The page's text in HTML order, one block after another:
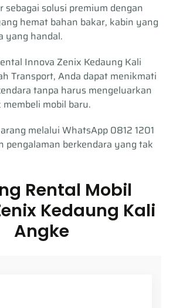
sebagai solusi premium dengan
hemat bahan bakar, kabin yang
yang handal.
Innova Zenix Kedaung Kali
Transport, Anda dapat menikmati
tanpa harus mengeluarkan
mobil baru.
melalui WhatsApp 0812 1201
pengalaman berkendara yang tak
Rental Mobil
Kedaung Kali
Angke